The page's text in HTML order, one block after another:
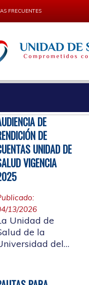
FRECUENTES
DE
DE
UNIDAD DE
VIGENCIA
13/2026
Unidad de
de la
del
y a la